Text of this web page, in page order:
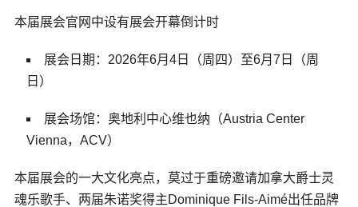
本届展会官网中设有展会开幕倒计时
展会日期：2026年6月4日（周四）至6月7日（周
日）
展会场馆：奥地利中心维也纳（Austria Center
Vienna，ACV）
本届展会的一大文化亮点，莫过于重磅邀请加拿大爵士灵
魂乐歌手、两届朱诺奖得主Dominique Fils-Aimé出任品牌